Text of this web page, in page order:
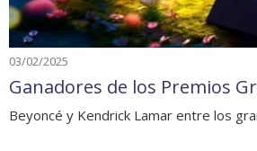
03/02/2025
Ganadores de los Premios
Beyoncé y Kendrick Lamar entre los